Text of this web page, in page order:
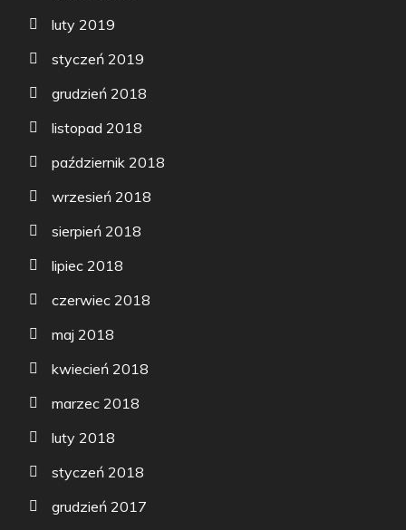
luty 2019
styczeń 2019
grudzień 2018
listopad 2018
październik 2018
wrzesień 2018
sierpień 2018
lipiec 2018
czerwiec 2018
maj 2018
kwiecień 2018
marzec 2018
luty 2018
styczeń 2018
grudzień 2017